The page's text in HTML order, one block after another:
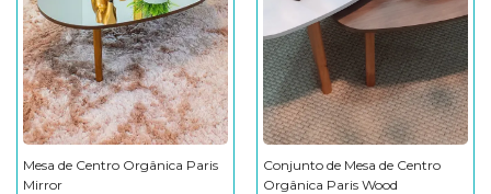
Mesa de Centro Orgânica Paris
Mirror
Conjunto de Mesa de Centro
Orgânica Paris Wood